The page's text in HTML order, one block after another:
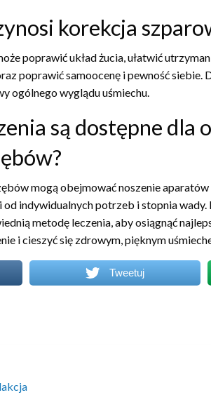
korekcja
poprawić układ żucia, ułatwić
poprawić samoocenę i pewność
ogólnego wyglądu uśmiechu.
są dostępne dla
mogą obejmować noszenie
indywidualnych potrzeb i stopnia
metodę leczenia, aby osiągnąć
i cieszyć się zdrowym, pięknym
Tweetuj